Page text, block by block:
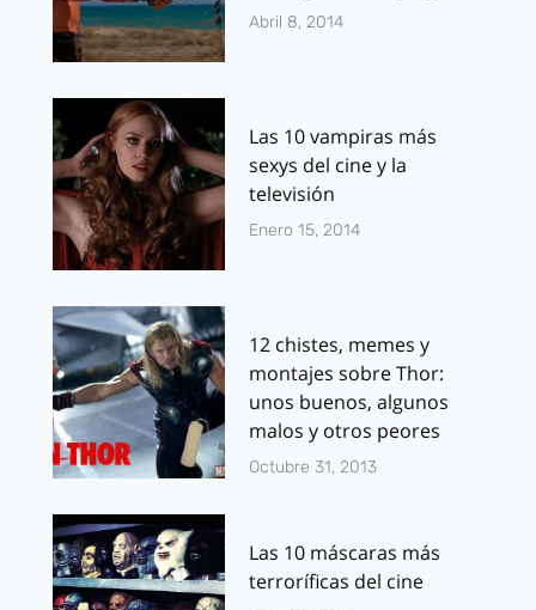
Abril 8, 2014
Las 10 vampiras más
sexys del cine y la
televisión
Enero 15, 2014
12 chistes, memes y
montajes sobre Thor:
unos buenos, algunos
malos y otros peores
Octubre 31, 2013
Las 10 máscaras más
terroríficas del cine